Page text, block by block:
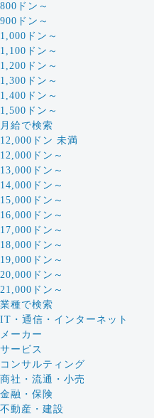
800ドン～
900ドン～
1,000ドン～
1,100ドン～
1,200ドン～
1,300ドン～
1,400ドン～
1,500ドン～
月給で検索
12,000ドン 未満
12,000ドン～
13,000ドン～
14,000ドン～
15,000ドン～
16,000ドン～
17,000ドン～
18,000ドン～
19,000ドン～
20,000ドン～
21,000ドン～
業種で検索
IT・通信・インターネット
メーカー
サービス
コンサルティング
商社・流通・小売
金融・保険
不動産・建設